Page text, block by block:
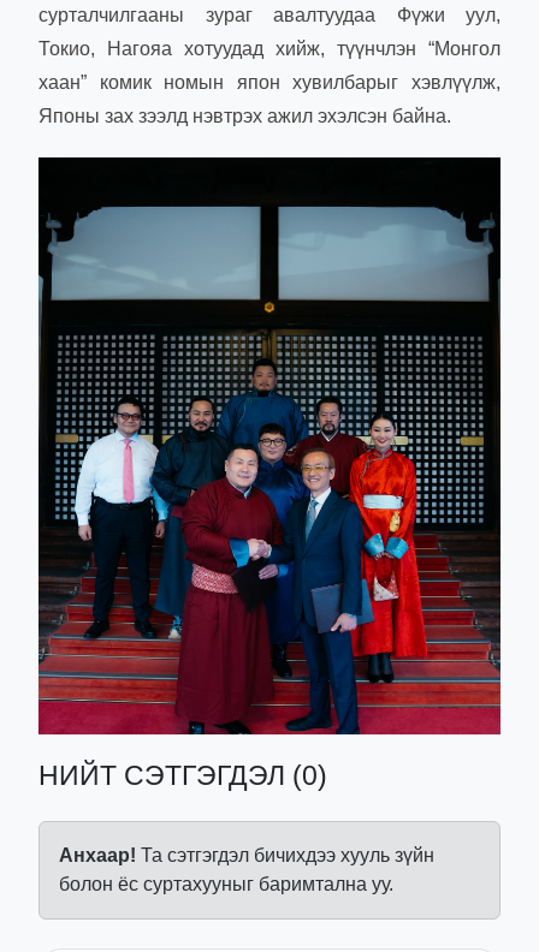
сурталчилгааны зураг авалтуудаа Фүжи уул,
Токио, Нагояа хотуудад хийж, түүнчлэн “Монгол
хаан” комик номын япон хувилбарыг хэвлүүлж,
Японы зах зээлд нэвтрэх ажил эхэлсэн байна.
НИЙТ СЭТГЭГДЭЛ (0)
Анхаар! Та сэтгэгдэл бичихдээ хууль зүйн
болон ёс суртахууныг баримтална уу.